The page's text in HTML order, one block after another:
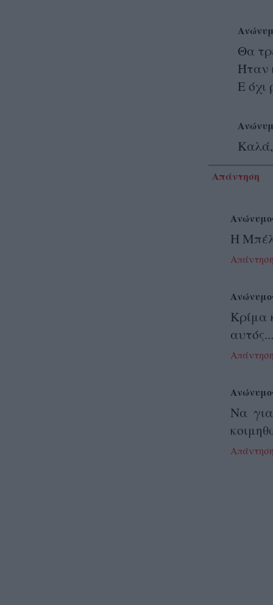
Θα
Ήταν
Ε
Απάντηση
Η
Κρίμα
αυτός...
Να